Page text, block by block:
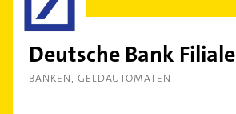
Deutsche Bank Filiale
BANKEN GELDAUTOMATEN